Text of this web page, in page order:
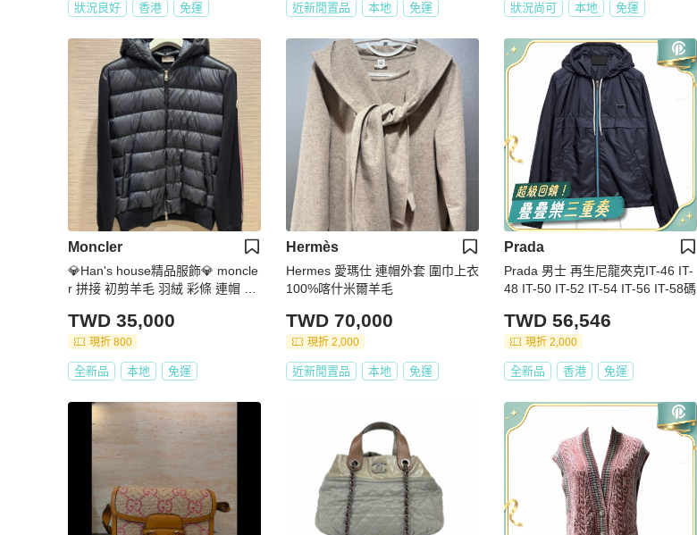
狀況良好 香港 免運 近新閒置品 本地 免運 狀況尚可 本地 免運
Moncler
💎Han's house精品服飾💎 moncle
r 拼接 初剪羊毛 羽絨 彩條 連帽 外
TWD 35,000
現折 800
全新品 本地 免運
Hermès
Hermes 愛瑪仕 連帽外套 圍巾上衣
100%喀什米爾羊毛
TWD 70,000
現折 2,000
近新閒置品 本地 免運
Prada
Prada 男士 再生尼龍夾克IT-46 IT-
48 IT-50 IT-52 IT-54 IT-56 IT-58碼
TWD 56,546
現折 2,000
全新品 香港 免運